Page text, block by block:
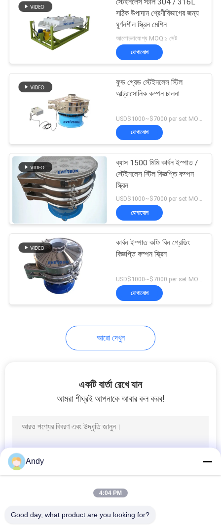
স্টেইনলেস স্টীল 304 / 316L
সঠিক উপাদান শ্রেণীবিভাগের জন্য
ঘূর্ণনশীল স্ক্রিন মেশিন
আলোচনাযোগ্য MOQ:১ সেট
যোগাযোগ
ফুড গ্রেড স্টেইনলেস স্টিল
আল্ট্রাসোনিক কম্পন চালনা
যোগাযোগ
ব্যাস 1500 মিমি কার্বন ইস্পাত /
স্টেইনলেস স্টিল বিজ্ঞপ্তি কম্পন
স্ক্রিন
USD$1000~$7000 per set MOQ:1 সেট
যোগাযোগ
কার্বন ইস্পাত কফি বিন গ্রেডিং
বিজ্ঞপ্তি কম্পন স্ক্রিন
USD$1000~$7000 per set MOQ:1 সেট
যোগাযোগ
আরো দেখুন
একটি বার্তা রেখে যান
আমরা শীঘ্রই আপনাকে আবার কল করব!
Andy
4:04 PM
Good day, what product are you looking for?